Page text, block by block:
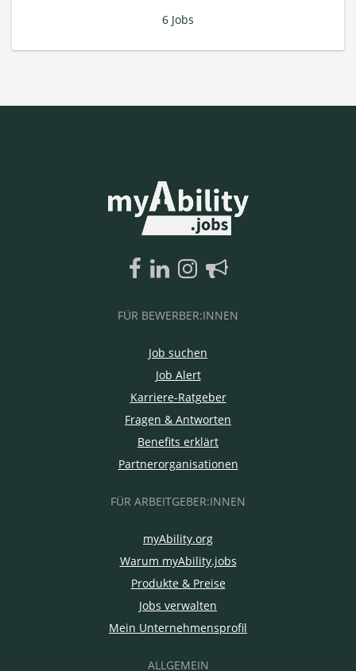
6 Jobs
FÜR BEWERBER:INNEN
Job suchen
Job Alert
Karriere-Ratgeber
Fragen & Antworten
Benefits erklärt
Partnerorganisationen
FÜR ARBEITGEBER:INNEN
myAbility.org
Warum myAbility.jobs
Produkte & Preise
Jobs verwalten
Mein Unternehmensprofil
ALLGEMEIN